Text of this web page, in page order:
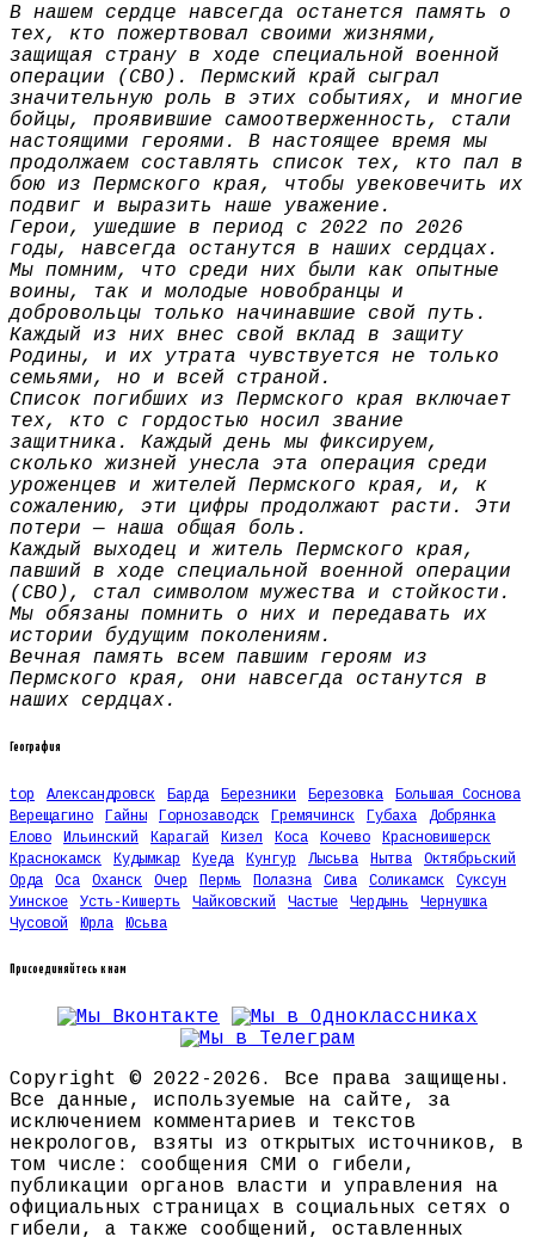
В нашем сердце навсегда останется память о
тех, кто пожертвовал своими жизнями,
защищая страну в ходе специальной военной
операции (СВО). Пермский край сыграл
значительную роль в этих событиях, и многие
бойцы, проявившие самоотверженность, стали
настоящими героями. В настоящее время мы
продолжаем составлять список тех, кто пал в
бою из Пермского края, чтобы увековечить их
подвиг и выразить наше уважение.
Герои, ушедшие в период с 2022 по 2026
годы, навсегда останутся в наших сердцах.
Мы помним, что среди них были как опытные
воины, так и молодые новобранцы и
добровольцы только начинавшие свой путь.
Каждый из них внес свой вклад в защиту
Родины, и их утрата чувствуется не только
семьями, но и всей страной.
Список погибших из Пермского края включает
тех, кто с гордостью носил звание
защитника. Каждый день мы фиксируем,
сколько жизней унесла эта операция среди
уроженцев и жителей Пермского края, и, к
сожалению, эти цифры продолжают расти. Эти
потери — наша общая боль.
Каждый выходец и житель Пермского края,
павший в ходе специальной военной операции
(СВО), стал символом мужества и стойкости.
Мы обязаны помнить о них и передавать их
истории будущим поколениям.
Вечная память всем павшим героям из
Пермского края, они навсегда останутся в
наших сердцах.
География
top Александровск Барда Березники Березовка
Большая Соснова
Верещагино
Гайны Горнозаводск Гремячинск Губаха
Добрянка
Елово
Ильинский Карагай Кизел Коса Кочево
Красновишерск
Краснокамск
Кудымкар Куеда Кунгур Лысьва Нытва
Октябрьский
Орда
Оса Оханск Очер Пермь Полазна Сива Соликамск
Суксун
Уинское
Усть-Кишерть Чайковский Частые Чердынь
Чернушка
Чусовой
Юрла Юсьва
Присоединяйтесь к нам
Copyright © 2022-2026. Все права защищены.
Все данные, используемые на сайте, за
исключением комментариев и текстов
некрологов, взяты из открытых источников, в
том числе: сообщения СМИ о гибели,
публикации органов власти и управления на
официальных страницах в социальных сетях о
гибели, а также сообщений, оставленных